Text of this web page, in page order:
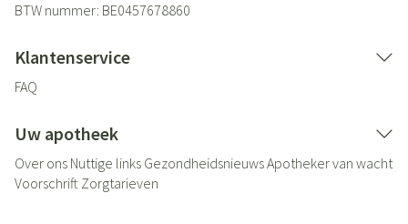
BTW nummer: BE0457678860
Klantenservice
FAQ
Uw apotheek
Over ons Nuttige links GezondheidsnieuwsApotheker van wacht
Voorschrift Zorgtarieven